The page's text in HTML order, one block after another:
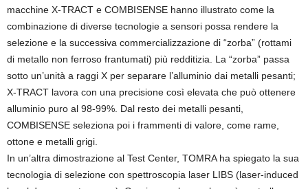
macchine X-TRACT e COMBISENSE hanno illustrato come la
combinazione di diverse tecnologie a sensori possa rendere la
selezione e la successiva commercializzazione di “zorba” (rottami
di metallo non ferroso frantumati) più redditizia. La “zorba” passa
sotto un’unità a raggi X per separare l’alluminio dai metalli pesanti;
X-TRACT lavora con una precisione così elevata che può ottenere
alluminio puro al 98-99%. Dal resto dei metalli pesanti,
COMBISENSE seleziona poi i frammenti di valore, come rame,
ottone e metalli grigi.
In un’altra dimostrazione al Test Center, TOMRA ha spiegato la sua
tecnologia di selezione con spettroscopia laser LIBS (laser-induced